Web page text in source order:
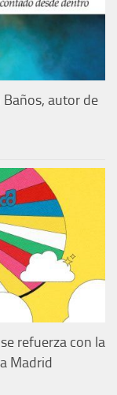
Baños, autor de
refuerza con la
Madrid